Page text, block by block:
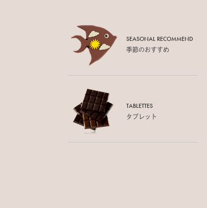
SEASONAL RECOMMEND
季節のおすすめ
TABLETTES
タブレット